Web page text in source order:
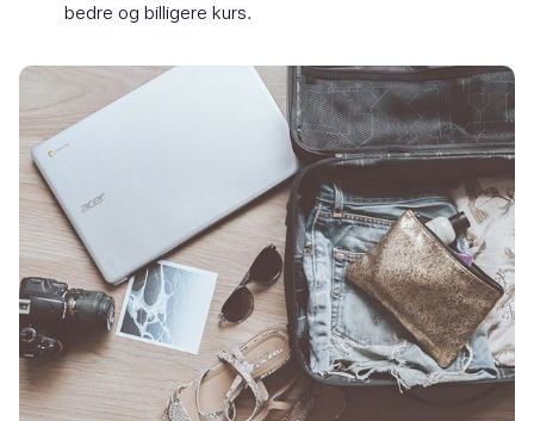
bedre og billigere kurs.